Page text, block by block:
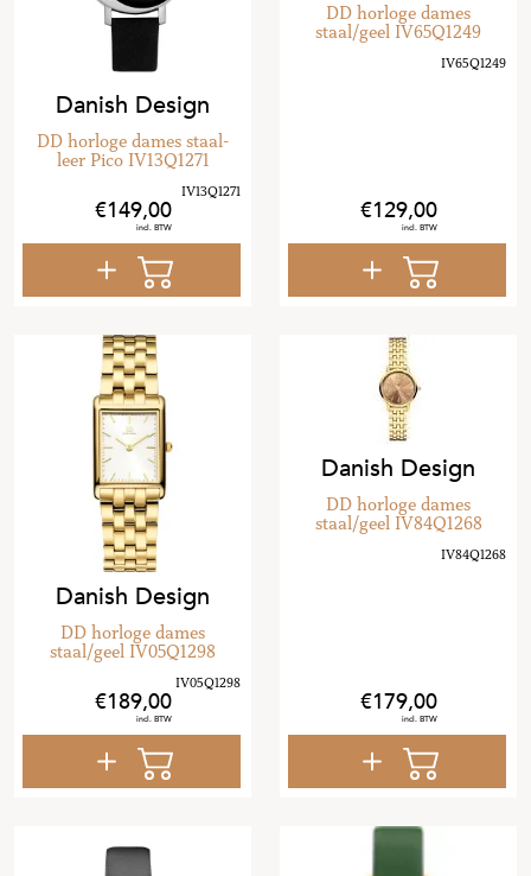
Danish Design
DD horloge dames staal-
leer Pico IV13Q1271
149,00
DD horloge dames
staal/geel IV65Q1249
129,00
Danish Design
DD horloge dames
staal/geel IV05Q1298
189,00
Danish Design
DD horloge dames
staal/geel IV84Q1268
179,00